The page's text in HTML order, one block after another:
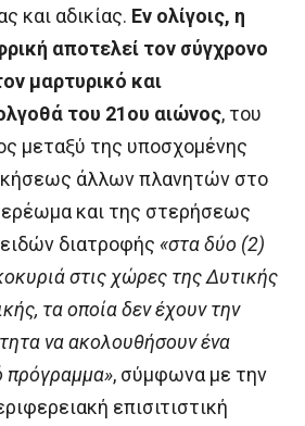
και αδικίας. Εν ολίγοις, η
αποτελεί τον σύγχρονο
μαρτυρικό και
του 21ου αιώνος, του
μεταξύ της υποσχομένης
άλλων πλανητών στο
και της στερήσεως
διατροφής «στα δύο (2)
στις χώρες της Δυτικής
τα οποία δεν έχουν την
να ακολουθήσουν ένα
πρόγραμμα», σύμφωνα με την
επισιτιστική